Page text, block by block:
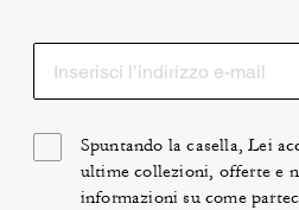
Spuntando la casella, Lei
ultime collezioni, offerte e
informazioni su come